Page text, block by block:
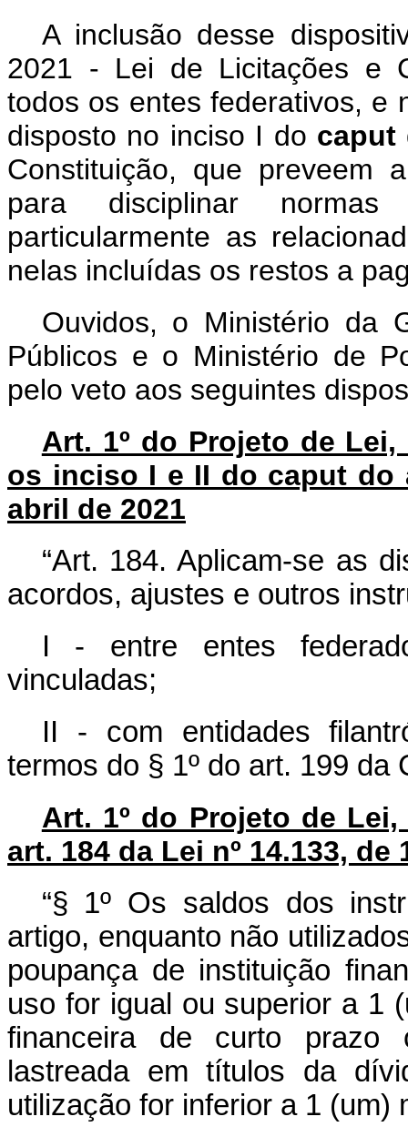
A inclusão desse
2021 - Lei de Licitações e
todos os entes federativos, e
disposto no inciso I do caput
Constituição, que preveem
para disciplinar
particularmente as
nelas incluídas os restos a
Ouvidos, o Ministério da
Públicos e o Ministério de
pelo veto aos seguintes
Art. 1º do Projeto de
os inciso I e II do caput do
abril de 2021
“Art. 184. Aplicam-se as
acordos, ajustes e outros
I - entre entes
vinculadas;
II - com entidades
termos do § 1º do art. 199 da
Art. 1º do Projeto de
art. 184 da Lei nº 14.133, de
“§ 1º Os saldos dos
artigo, enquanto não
poupança de instituição
uso for igual ou superior a 1
financeira de curto prazo
lastreada em títulos da
utilização for inferior a 1 (um)